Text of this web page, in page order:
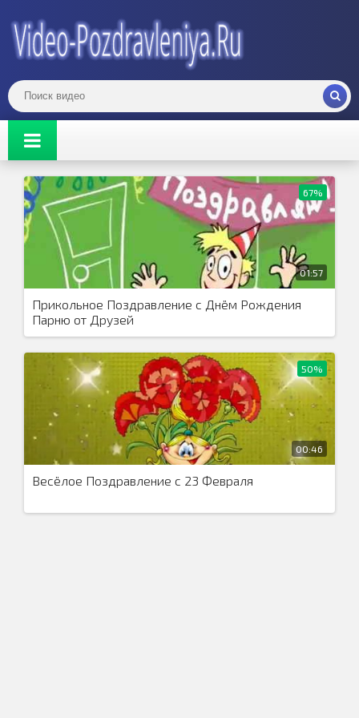
67%
01:57
Прикольное Поздравление с Днём Рождения
Парню от Друзей
50%
00:46
Весёлое Поздравление с 23 Февраля